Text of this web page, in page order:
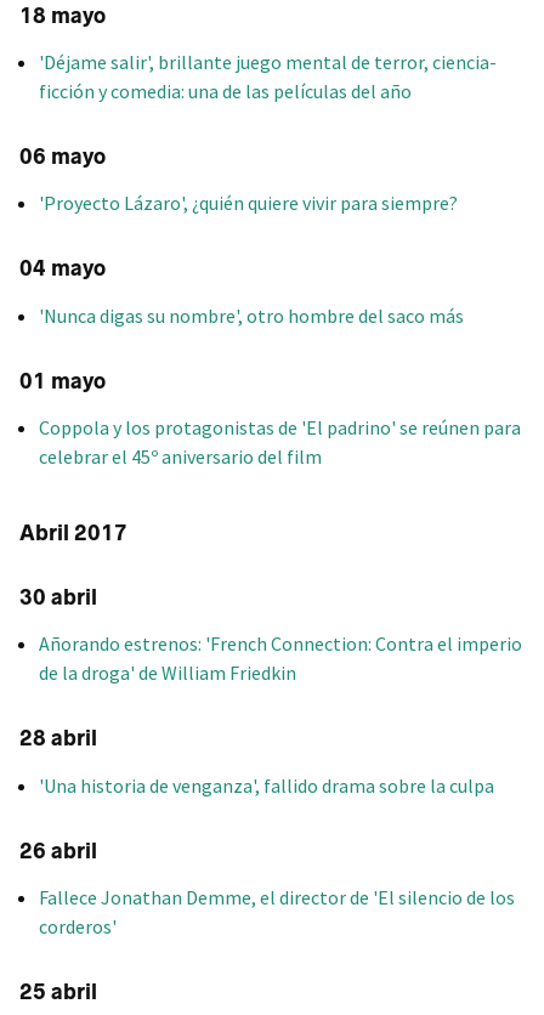
18 mayo
'Déjame salir', brillante juego mental de terror, ciencia-
ficción y comedia: una de las películas del año
06 mayo
'Proyecto Lázaro', ¿quién quiere vivir para siempre?
04 mayo
'Nunca digas su nombre', otro hombre del saco más
01 mayo
Coppola y los protagonistas de 'El padrino' se reúnen para
celebrar el 45º aniversario del film
Abril 2017
30 abril
Añorando estrenos: 'French Connection: Contra el imperio
de la droga' de William Friedkin
28 abril
'Una historia de venganza', fallido drama sobre la culpa
26 abril
Fallece Jonathan Demme, el director de 'El silencio de los
corderos'
25 abril